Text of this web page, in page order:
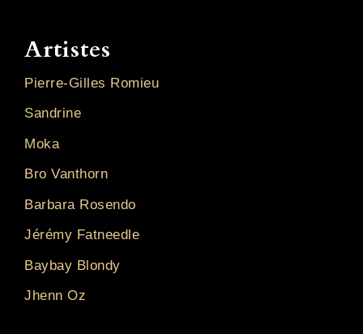
Artistes
Pierre-Gilles Romieu
Sandrine
Moka
Bro Vanthorn
Barbara Rosendo
Jérémy Fatneedle
Baybay Blondy
Jhenn Oz